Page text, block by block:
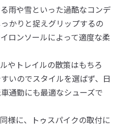
雨や雪といった過酷なコンデ
かりと捉えグリップするの
ロンソールによって適度な柔
やトレイルの散策はもちろ
いのでスタイルを選ばず、日
通勤にも最適なシューズで
様に、トゥスパイクの取付に